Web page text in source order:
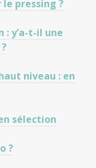
pressing ?
: y’a-t-il une
niveau : en
sélection
?